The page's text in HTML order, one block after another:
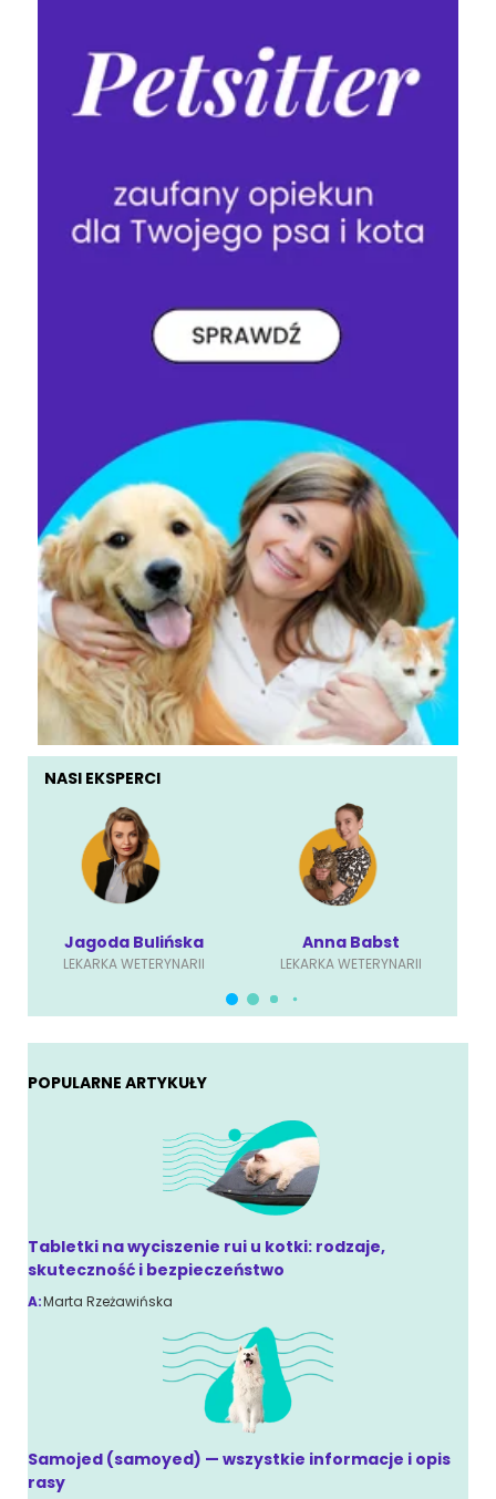
NASI EKSPERCI
Jagoda Bulińska
LEKARKA WETERYNARII
Anna Babst
LEKARKA WETERYNARII
POPULARNE ARTYKUŁY
Tabletki na wyciszenie rui u kotki: rodzaje,
skuteczność i bezpieczeństwo
A:Marta Rzeżawińska
Samojed (samoyed) — wszystkie informacje i opis
rasy